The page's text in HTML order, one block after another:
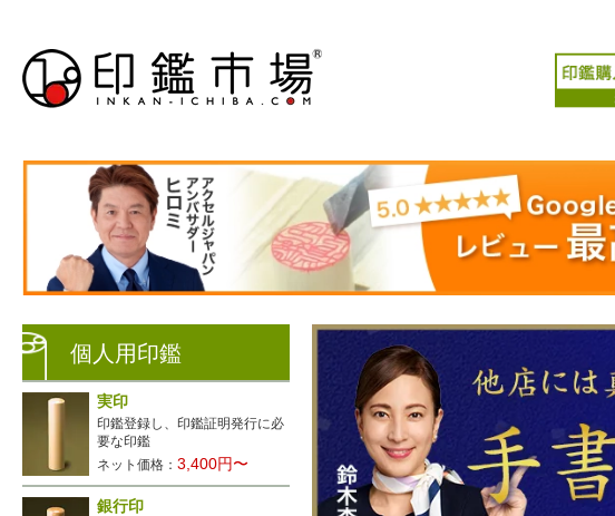
個人用印鑑
実印
印鑑登録し、印鑑証明発行に必
要な印鑑
ネット価格：3,400円〜
銀行印